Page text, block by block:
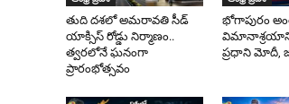
తుది దశలో అమరావతి సీడ్
యాక్సిస్ రోడ్డు నిర్మాణం..
త్వరలోనే ఘనంగా
ప్రారంభోత్సవం
భోగాపురం
ప్రధాని మోదీ,